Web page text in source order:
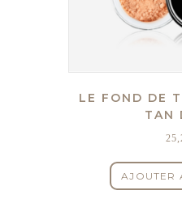
LE FOND DE
TAN
AJOUTER